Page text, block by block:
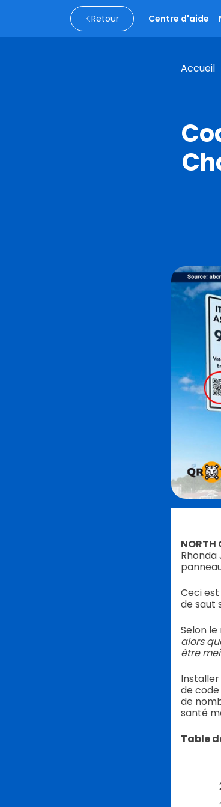
Retour Centre d'aide
Accueil
NORTH
Ceci
de saut
Selon le
alors
être
de
de
santé
Table